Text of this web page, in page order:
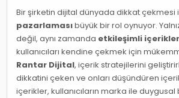
Bir şirketin dijital dünyada dikkat çekmesi
pazarlamasıbüyük bir rol oynuyor.
değil, aynı zamanda etkileşimli içerikler
kullanıcıları kendine çekmek için
Rantar Dijital, içerik stratejilerini
dikkatini çeken ve onları düşündüren
içerikler, kullanıcıların marka ile duygusal